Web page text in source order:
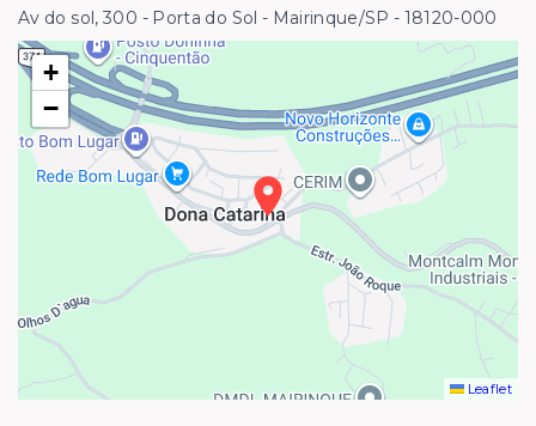
Av do sol, 300 - Porta do Sol - Mairinque/SP - 18120-000
+
−
Leaflet